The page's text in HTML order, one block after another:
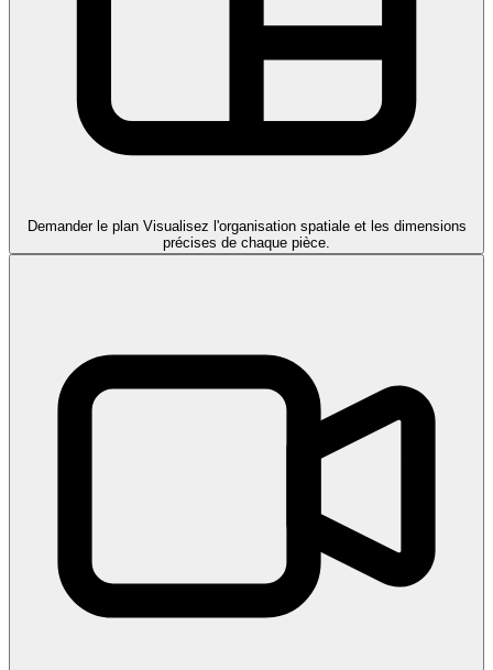
Demander le plan Visualisez l'organisation spatiale et les dimensions
précises de chaque pièce.